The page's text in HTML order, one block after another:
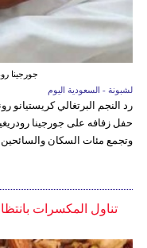
جورجينا
لشبونة - السعودية اليوم
رد النجم البرتغالي
حفل زفافه على جورجينا
وتجمع مئات السكان والسائحين
تناول المكسرات